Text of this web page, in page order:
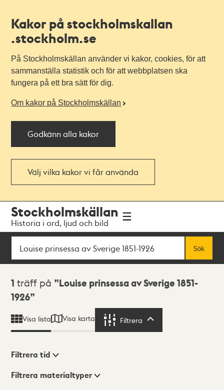
Kakor på stockholmskallan
.stockholm.se
På Stockholmskällan använder vi kakor, cookies, för att
sammanställa statistik och för att webbplatsen ska
fungera på ett bra sätt för dig.
Om kakor på Stockholmskällan
Godkänn alla kakor
Välj vilka kakor vi får använda
navigationen
huvudinnehållet
Stockholmskällan
Historia i ord, ljud och bild
Sök
Sök
Sökresultat
1 träff på
Louise prinsessa av Sverige 1851-
1926
Visa lista Visa karta Filtrera
Visningsläge
Filtrera tid
Filtrera materialtyper